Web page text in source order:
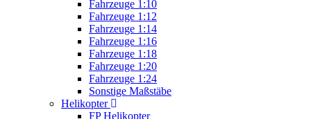
Fahrzeuge 1:10
Fahrzeuge 1:12
Fahrzeuge 1:14
Fahrzeuge 1:16
Fahrzeuge 1:18
Fahrzeuge 1:20
Fahrzeuge 1:24
Sonstige Maßstäbe
Helikopter
FP Helikopter